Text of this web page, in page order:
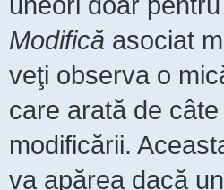
Modifică asociat
veţi observa o
care arată de
modificării.
va apărea dacă